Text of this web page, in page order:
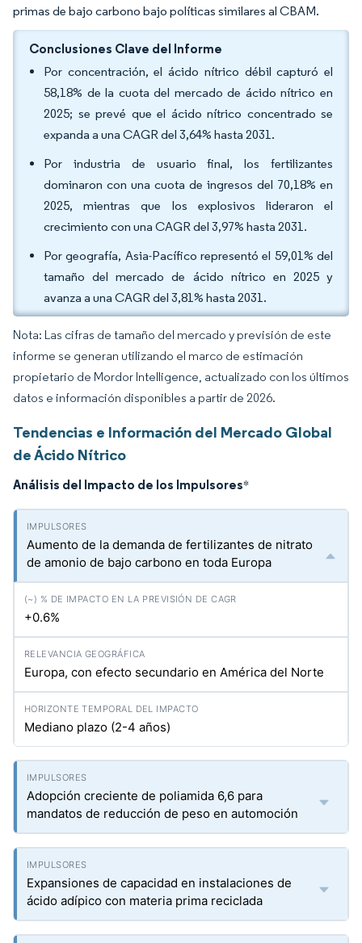
primas de bajo carbono bajo políticas similares al CBAM.
Conclusiones Clave del Informe
Por concentración, el ácido nítrico débil capturó el
58,18% de la cuota del mercado de ácido nítrico en
2025; se prevé que el ácido nítrico concentrado se
expanda a una CAGR del 3,64% hasta 2031.
Por industria de usuario final, los fertilizantes
dominaron con una cuota de ingresos del 70,18% en
2025, mientras que los explosivos lideraron el
crecimiento con una CAGR del 3,97% hasta 2031.
Por geografía, Asia-Pacífico representó el 59,01% del
tamaño del mercado de ácido nítrico en 2025 y
avanza a una CAGR del 3,81% hasta 2031.
Nota: Las cifras de tamaño del mercado y previsión de este
informe se generan utilizando el marco de estimación
propietario de Mordor Intelligence, actualizado con los últimos
datos e información disponibles a partir de 2026.
Tendencias e Información del Mercado Global
de Ácido Nítrico
Análisis del Impacto de los Impulsores*
Aumento de la demanda de fertilizantes de nitrato
de amonio de bajo carbono en toda Europa
+0.6%
Europa, con efecto secundario en América del Norte
Mediano plazo (2-4 años)
Adopción creciente de poliamida 6,6 para
mandatos de reducción de peso en automoción
Expansiones de capacidad en instalaciones de
ácido adípico con materia prima reciclada